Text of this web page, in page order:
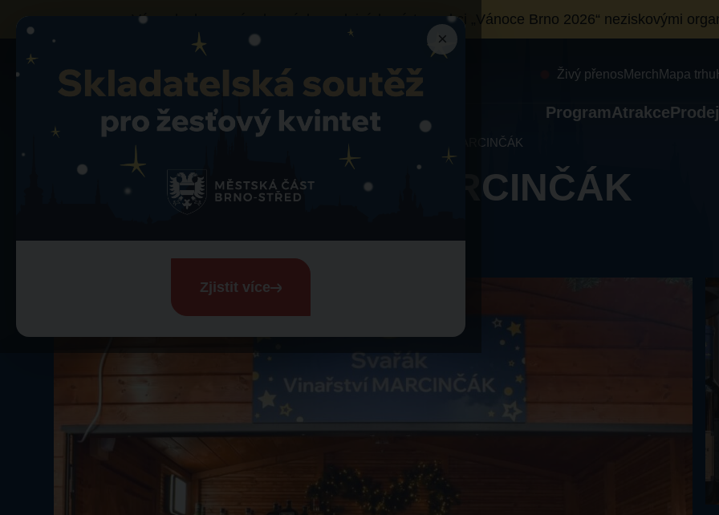
ProgramAtrakce
Živý přenos Merch Mapa trhu
Výzva k obsazení vybraných prodejních míst na akci „Vánoce Brno 2026“ neziskovými
Svařák – vinařství MARCINČÁK
Svařák – vinařství MARCINČÁK
Zelný trh
×
Zjistit více